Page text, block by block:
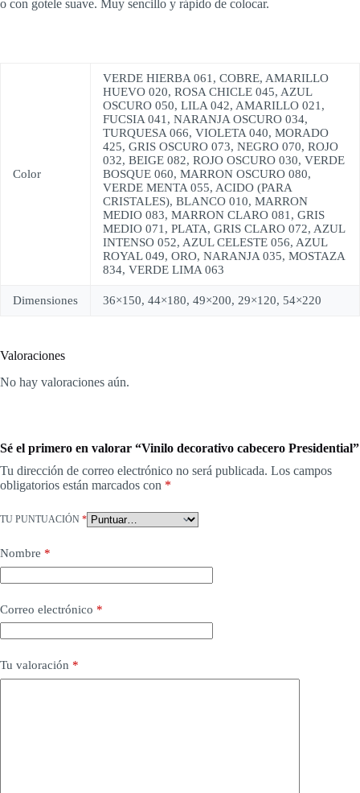
o con gotele suave. Muy sencillo y rápido de colocar.
Color
VERDE HIERBA 061, COBRE, AMARILLO
HUEVO 020, ROSA CHICLE 045, AZUL
OSCURO 050, LILA 042, AMARILLO 021,
FUCSIA 041, NARANJA OSCURO 034,
TURQUESA 066, VIOLETA 040, MORADO
425, GRIS OSCURO 073, NEGRO 070, ROJO
032, BEIGE 082, ROJO OSCURO 030, VERDE
BOSQUE 060, MARRON OSCURO 080,
VERDE MENTA 055, ACIDO (PARA
CRISTALES), BLANCO 010, MARRON
MEDIO 083, MARRON CLARO 081, GRIS
MEDIO 071, PLATA, GRIS CLARO 072, AZUL
INTENSO 052, AZUL CELESTE 056, AZUL
ROYAL 049, ORO, NARANJA 035, MOSTAZA
834, VERDE LIMA 063
Dimensiones 36×150, 44×180, 49×200, 29×120, 54×220
Valoraciones
No hay valoraciones aún.
Sé el primero en valorar “Vinilo decorativo cabecero Presidential”
Tu dirección de correo electrónico no será publicada. Los campos
obligatorios están marcados con *
TU PUNTUACIÓN *
Nombre *
Correo electrónico *
Tu valoración *